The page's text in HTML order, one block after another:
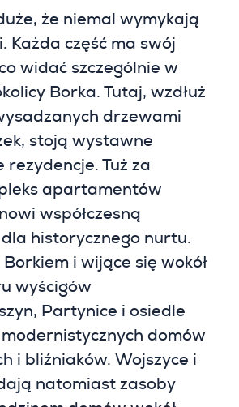
że niemal wymykają
Każda część ma swój
widać szczególnie w
Borka. Tutaj, wzdłuż
drzewami
stoją wystawne
Tuż za
apartamentów
współczesną
historycznego nurtu.
Borkiem i wijące się wokół
wyścigów
Partynice i osiedle
modernistycznych domów
i bliźniaków. Wojszyce i
natomiast zasoby